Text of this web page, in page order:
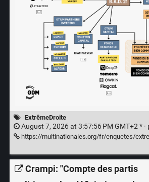
ExtrêmeDroite
August 7, 2026 at 3:57:56 PM GMT+2 * ·
https://multinationales.org/fr/enquetes/
Crampi: "Compte des partis